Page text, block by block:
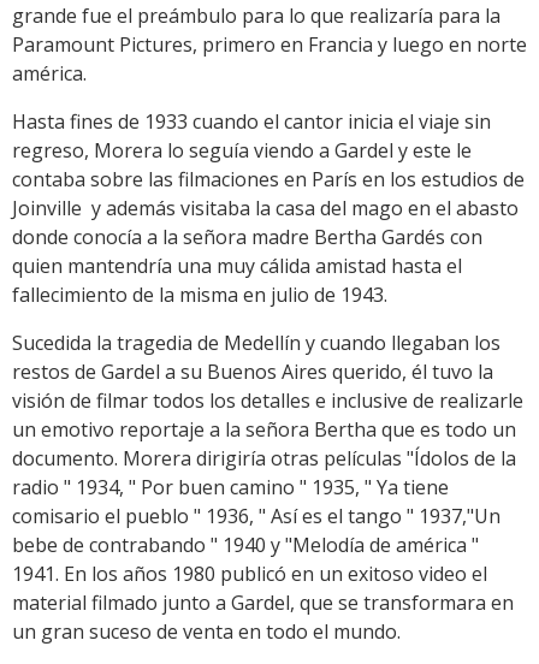
grande fue el preámbulo para lo que realizaría para la
Paramount Pictures, primero en Francia y luego en norte
américa.
Hasta fines de 1933 cuando el cantor inicia el viaje sin
regreso, Morera lo seguía viendo a Gardel y este le
contaba sobre las filmaciones en París en los estudios de
Joinville y además visitaba la casa del mago en el abasto
donde conocía a la señora madre Bertha Gardés con
quien mantendría una muy cálida amistad hasta el
fallecimiento de la misma en julio de 1943.
Sucedida la tragedia de Medellín y cuando llegaban los
restos de Gardel a su Buenos Aires querido, él tuvo la
visión de filmar todos los detalles e inclusive de realizarle
un emotivo reportaje a la señora Bertha que es todo un
documento. Morera dirigiría otras películas "Ídolos de la
radio " 1934, " Por buen camino " 1935, " Ya tiene
comisario el pueblo " 1936, " Así es el tango " 1937,"Un
bebe de contrabando " 1940 y "Melodía de américa "
1941. En los años 1980 publicó en un exitoso video el
material filmado junto a Gardel, que se transformara en
un gran suceso de venta en todo el mundo.